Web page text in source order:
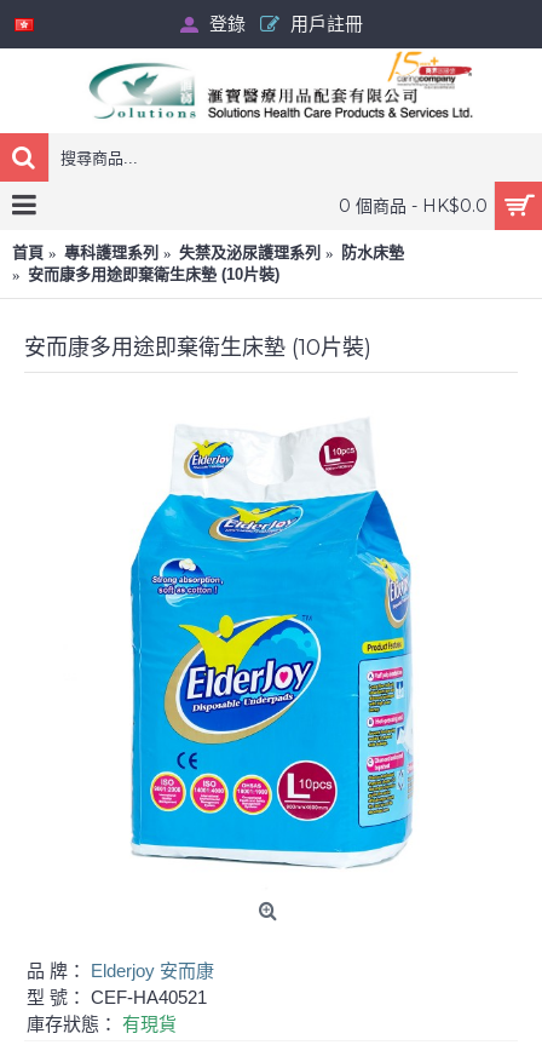
登錄 用戶註冊
0 個商品 - HK$0.0
首頁 專科護理系列 失禁及泌尿護理系列
防水床墊
安而康多用途即棄衛生床墊 (10片裝)
安而康多用途即棄衛生床墊 (10片裝)
品 牌： Elderjoy 安而康
型 號： CEF-HA40521
庫存狀態： 有現貨